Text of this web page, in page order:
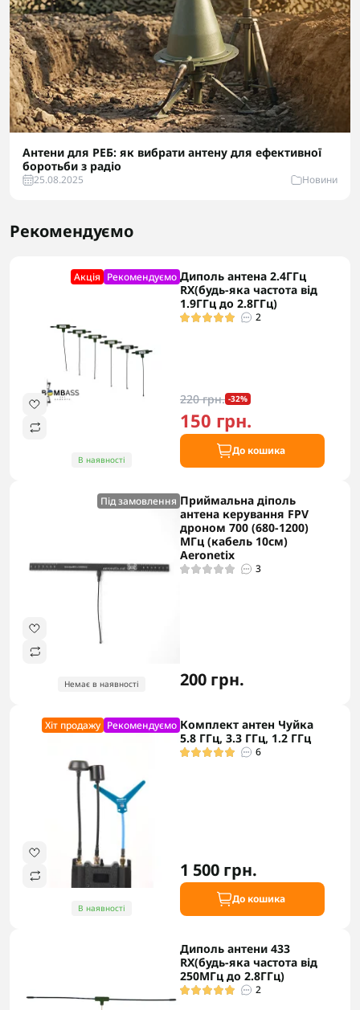
Антени для РЕБ: як вибрати антену для ефективної
боротьби з радіо
25.08.2025 Новини
Рекомендуємо
Акцiя Рекомендуємо
В наявності
Диполь антена 2.4ГГц
RX(будь-яка частота від
1.9ГГц до 2.8ГГц)
2
220 грн. -32%
150 грн.
До кошика
Під замовлення
Немає в наявності
Приймальна діполь
антена керування FPV
дроном 700 (680-1200)
МГц (кабель 10см)
Aeronetix
3
200 грн.
Хіт продажу Рекомендуємо
В наявності
Комплект антен Чуйка
5.8 ГГц, 3.3 ГГц, 1.2 ГГц
6
1 500 грн.
До кошика
Диполь антени 433
RX(будь-яка частота від
250МГц до 2.8ГГц)
2